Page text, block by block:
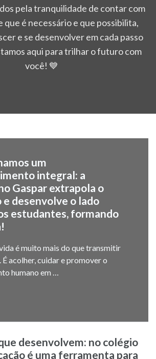
pela tranquilidade de contar com
é necessário e que possibilita,
e se desenvolver em cada passo
aqui para trilhar o futuro com
você! 💙
um
integral: a
Gaspar extrapola o
e desenvolve o lado
estudantes, formando
é muito mais do que transmitir
acolher, cuidar e promover o
humano em …
desenvolvem: no colégio
é uma ferramenta para